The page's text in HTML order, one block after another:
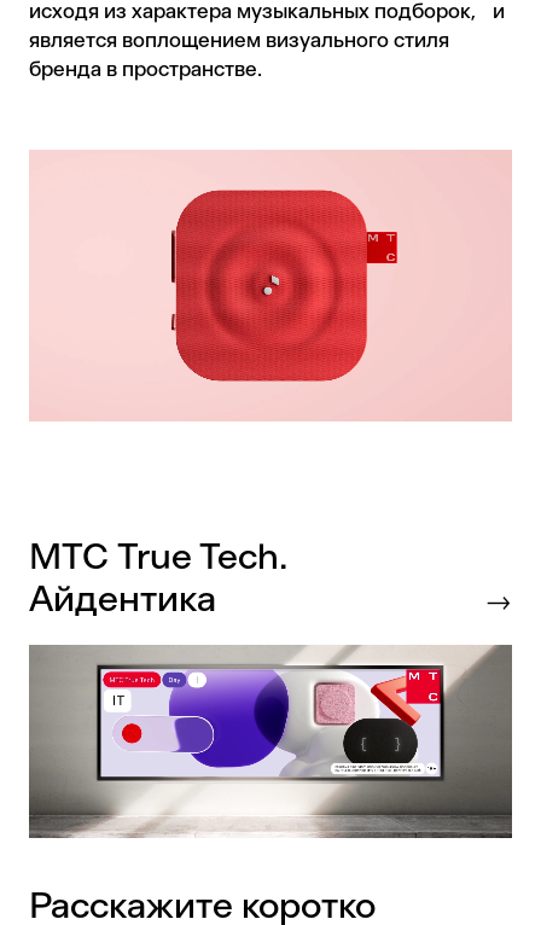
исходя из характера музыкальных подборок, и
является воплощением визуального стиля
бренда в пространстве.
МТС True Tech.
Айдентика
Расскажите коротко